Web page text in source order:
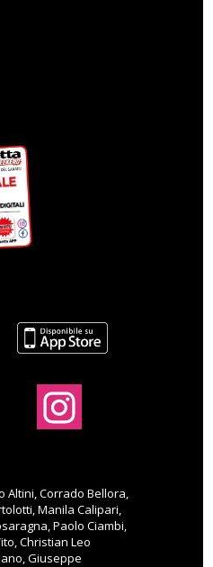
Altini, Corrado Bellora,
Manila Calipari,
Paolo Ciambi,
Christian Leo
Giuseppe